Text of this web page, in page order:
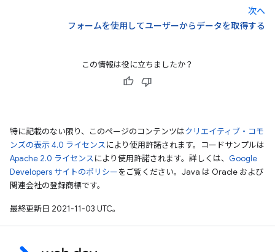
次へ
フォームを使用してユーザーからデータを取得する
この情報は役に立ちましたか？
特に記載のない限り、このページのコンテンツはクリエイティブ・コモ
ンズの表示 4.0 ライセンスにより使用許諾されます。コードサンプルは
Apache 2.0 ライセンスにより使用許諾されます。詳しくは、 Google
Developers サイトのポリシーをご覧ください。Java は Oracle および
関連会社の登録商標です。
最終更新日 2021-11-03 UTC。